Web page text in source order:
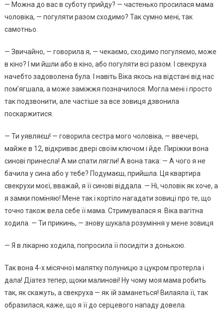
— Можна до вас в суботу прийду? — частенько просилася мама
чоловіка, — погуляти разом сходимо? Так сумно мені, так
самотньо.
— Звичайно, — говорила я, — чекаємо, сходимо погуляємо, може
в кіно? І ми йшли або в кіно, або погуляти всі разом. І свекруха
начебто задоволена була. І навіть Віка якось на відстані від нас
пом’ягшала, а може заміжжя позначилося. Могла мені і просто
так подзвонити, але частіше за все зовиця дзвонила
поскаржитися.
— Ти уявляєш! — говорила сестра мого чоловіка, — ввечері,
майже в 12, відкриває двері своїм ключом і йде. Пиріжки вона
синові принесла! А ми спати лягли! А вона така: — А чого я не
бачила у сина або у тебе? Подумаєш, прийшла. Ця квартира
свекрухи моєї, вважай, я її синові віддала. — Ні, чоловік як хоче, а
я замки поміняю! Мене так і кортіло нагадати зовиці про те, що
точно також вела себе її мама. Стримувалася я. Віка вагітна
ходила. — Ти прикинь, — знову шукала розуміння у мене зовиця
— Я в лікарню ходила, попросила її посидіти з донькою.
Так вона 4-х місячної малятку полуницю з цукром протерла і
дала! Діатез тепер, щоки малинові! Ну чому моя мама робить
так, як скажуть, а свекруха — як їй заманеться! Вилаяла її, так
образилася, каже, що я її до серцевого нападу довела.